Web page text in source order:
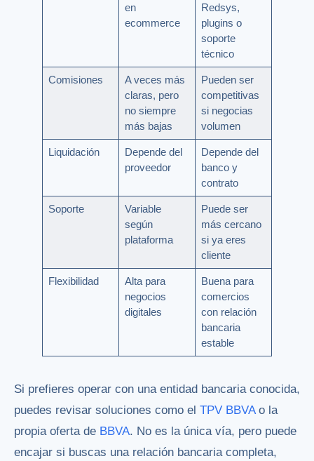
en
ecommerce
Redsys,
plugins o
soporte
técnico
Comisiones
A veces más
claras, pero
no siempre
más bajas
Pueden ser
competitivas
si negocias
volumen
Liquidación
Depende del
proveedor
Depende del
banco y
contrato
Soporte
Variable
según
plataforma
Puede ser
más cercano
si ya eres
cliente
Flexibilidad
Alta para
negocios
digitales
Buena para
comercios
con relación
bancaria
estable
Si prefieres operar con una entidad bancaria conocida,
puedes revisar soluciones como el TPV BBVAo la
propia oferta de BBVA. No es la única vía, pero puede
encajar si buscas una relación bancaria completa,